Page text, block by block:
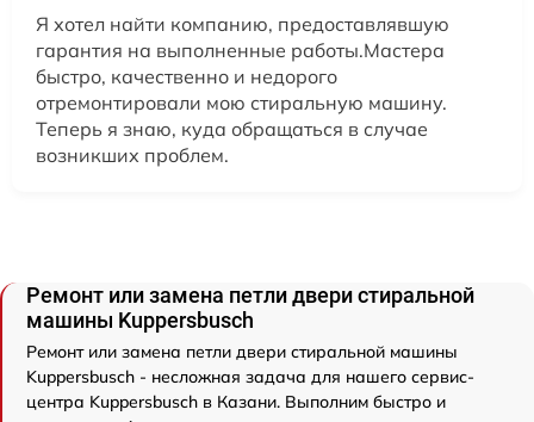
Я хотел найти компанию, предоставлявшую
гарантия на выполненные работы.Мастера
быстро, качественно и недорого
отремонтировали мою стиральную машину.
Теперь я знаю, куда обращаться в случае
возникших проблем.
Ремонт или замена петли двери стиральной
машины Kuppersbusch
Ремонт или замена петли двери стиральной машины
Kuppersbusch - несложная задача для нашего сервис-
центра Kuppersbusch в Казани. Выполним быстро и